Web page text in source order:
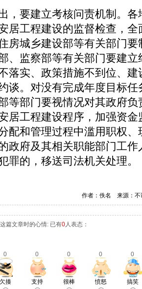
要建立考核问责机制。各
居工程建设的监督检查，
房城乡建设部等有关部门
、监察部等有关部门要建
落实、政策措施不到位、
谈。对没有完成年度目标
等部门要视情况对其政府
居工程建设程序，加强资
配和管理过程中滥用职权
政府及其相关职能部门工
罪的，移送司法机关处理。
作者：佚名 来源：
篇文章时的心情: 已有0人表态：
0 0 0 0 0
欠揍 支持 很棒 愤怒 搞笑